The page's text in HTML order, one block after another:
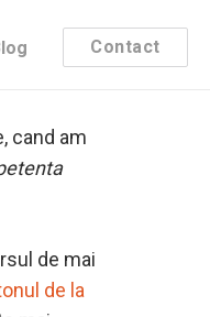
Contact
cand am
de mai
de la